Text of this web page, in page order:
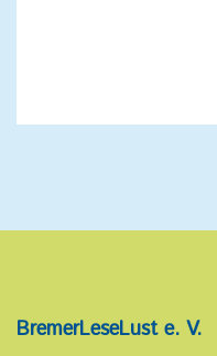
BremerLeseLust e. V.